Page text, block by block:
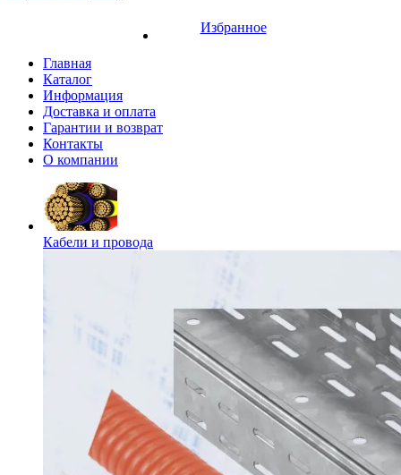
Избранное
Главная
Каталог
Информация
Доставка и оплата
Гарантии и возврат
Контакты
О компании
Кабели и провода